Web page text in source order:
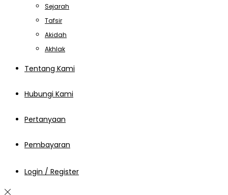
Sejarah
Tafsir
Akidah
Akhlak
Tentang Kami
Hubungi Kami
Pertanyaan
Pembayaran
Login / Register